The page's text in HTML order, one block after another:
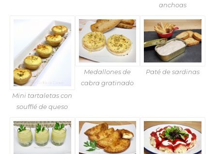
anchoas
Mini tartaletas con
soufflé de queso
Medallones de
cabra gratinado
Paté de sardinas